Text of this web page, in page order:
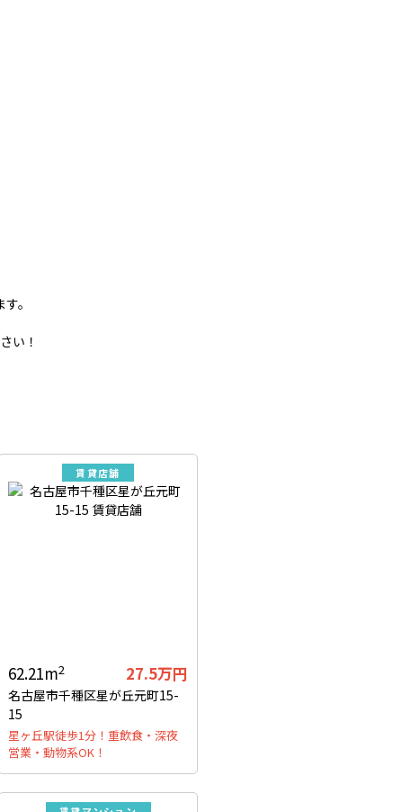
。
い！
賃貸店舗
62.21m2 27.5万円
名古屋市千種区星が丘元町15-
15
星ヶ丘駅徒歩1分！重飲食・深夜
営業・動物系OK！